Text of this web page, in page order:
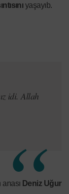
yaşayıb.
idi. Allah
Deniz Uğur